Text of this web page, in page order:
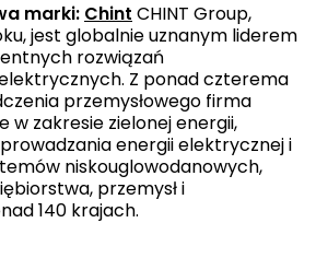
marki: Chint CHINT Group,
jest globalnie uznanym liderem
rozwiązań
Z ponad czterema
przemysłowego firma
w zakresie zielonej energii,
energii elektrycznej i
niskouglowodanowych,
przemysł i
140 krajach.